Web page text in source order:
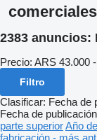
comerciales
2383 anuncios:
Precio: ARS 43.000
Filtro
Clasificar: Fecha de
Fecha de publicación
parte superiorAño
fabricación - más